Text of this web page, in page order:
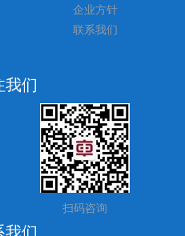
企业方针
联系我们
我们
扫码咨询
我们